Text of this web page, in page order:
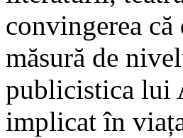
convingerea
măsură de
publicistica lui
implicat în